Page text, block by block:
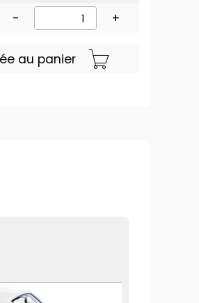
- +
au panier